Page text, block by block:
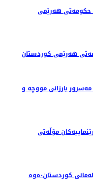
حکومەتی هەرێمی
هەرێمی کوردستان
بارزانی مووچە و
مۆڵه‌تی
كوردستان-ەوە